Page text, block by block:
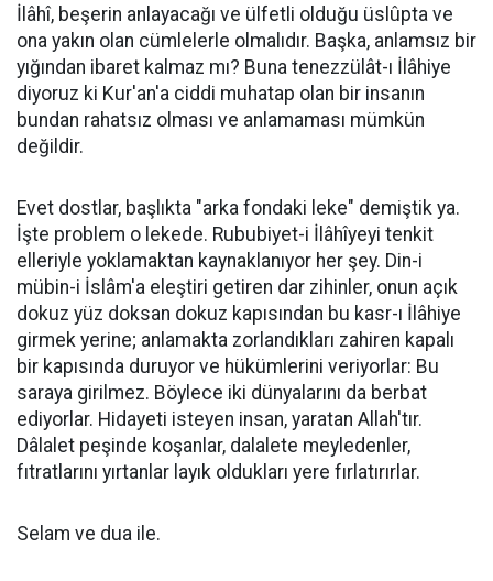
İlâhî, beşerin anlayacağı ve ülfetli olduğu üslûpta ve
ona yakın olan cümlelerle olmalıdır. Başka, anlamsız bir
yığından ibaret kalmaz mı? Buna tenezzülât-ı İlâhiye
diyoruz ki Kur'an'a ciddi muhatap olan bir insanın
bundan rahatsız olması ve anlamaması mümkün
değildir.
Evet dostlar, başlıkta "arka fondaki leke" demiştik ya.
İşte problem o lekede. Rububiyet-i İlâhîyeyi tenkit
elleriyle yoklamaktan kaynaklanıyor her şey. Din-i
mübin-i İslâm'a eleştiri getiren dar zihinler, onun açık
dokuz yüz doksan dokuz kapısından bu kasr-ı İlâhiye
girmek yerine; anlamakta zorlandıkları zahiren kapalı
bir kapısında duruyor ve hükümlerini veriyorlar: Bu
saraya girilmez. Böylece iki dünyalarını da berbat
ediyorlar. Hidayeti isteyen insan, yaratan Allah'tır.
Dâlalet peşinde koşanlar, dalalete meyledenler,
fıtratlarını yırtanlar layık oldukları yere fırlatırırlar.
Selam ve dua ile.